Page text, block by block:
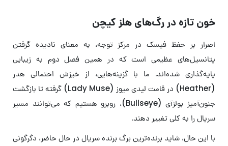
خون تازه در رگ‌های هلز کیچن
اصرار بر حفظ فیسک در مرکز توجه، به معنای نادیده گرفتن
پتانسیل‌های عظیمی است که در همین فصل دوم به زیبایی
پایه‌گذاری شده‌اند. ما با گزینه‌هایی، از خیزش احتمالی هدر
(Heather) در قامت لیدی میوز (Lady Muse) گرفته تا بازگشت
جنون‌آمیز بولزآی (Bullseye)، روبرو هستیم که می‌توانند مسیر
سریال را به کلی تغییر دهند.
با این حال، شاید برنده‌ترین برگ برنده سریال در حال حاضر، دگرگونی